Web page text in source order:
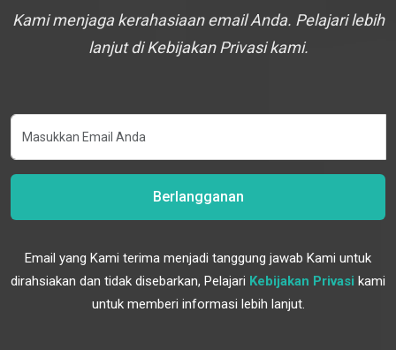
Kami menjaga kerahasiaan email Anda. Pelajari lebih
lanjut di Kebijakan Privasi kami.
Berlangganan
Email yang Kami terima menjadi tanggung jawab Kami untuk
dirahsiakan dan tidak disebarkan, Pelajari Kebijakan Privasi kami
untuk memberi informasi lebih lanjut.